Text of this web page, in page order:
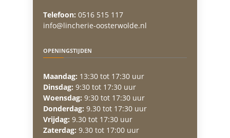
Telefoon: 0516 515 117
info@lincherie-oosterwolde.nl
OPENINGSTIJDEN
Maandag: 13:30 tot 17:30 uur
Dinsdag: 9:30 tot 17:30 uur
Woensdag: 9:30 tot 17:30 uur
Donderdag: 9.30 tot 17:30 uur
Vrijdag: 9.30 tot 17:30 uur
Zaterdag: 9.30 tot 17:00 uur